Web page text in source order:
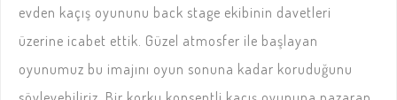
evden kaçış oyununu back stage ekibinin davetleri
üzerine icabet ettik. Güzel atmosfer ile başlayan
oyunumuz bu imajını oyun sonuna kadar koruduğunu